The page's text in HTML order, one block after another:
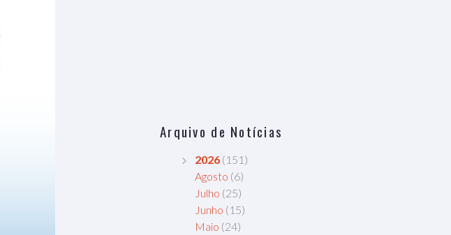
Arquivo de Notícias
2026 (151)
Agosto (6)
Julho (25)
Junho (15)
Maio (24)